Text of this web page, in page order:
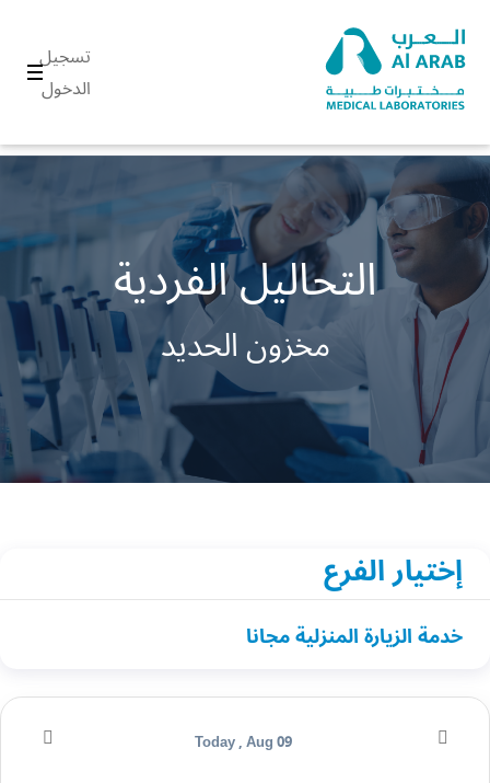
تسجيل
الدخول
التحاليل الفردية
مخزون الحديد
إختيار الفرع
خدمة الزيارة المنزلية مجانا